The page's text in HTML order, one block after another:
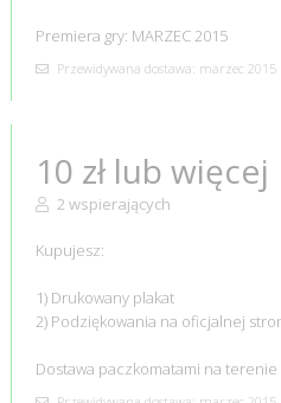
Premiera gry: MARZEC 2015
Przewidywana dostawa: marzec 2015
10 zł lub więcej
2 wspierających
Kupujesz:
1) Drukowany plakat
2) Podziękowania na oficjalnej
Dostawa paczkomatami na